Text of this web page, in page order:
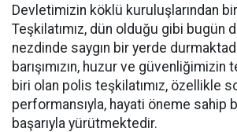
Devletimizin köklü kuruluşlarından
Teşkilatımız, dün olduğu gibi bugün
nezdinde saygın bir yerde
barışımızın, huzur ve güvenliğimizin
biri olan polis teşkilatımız, özellikle
performansıyla, hayati öneme sahip
başarıyla yürütmektedir.